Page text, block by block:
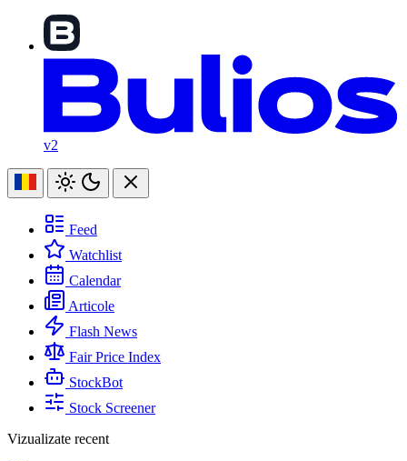
v2
Feed
Watchlist
Calendar
Articole
Flash News
Fair Price Index
StockBot
Stock Screener
Vizualizate recent